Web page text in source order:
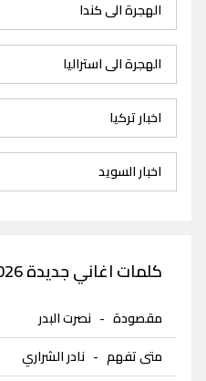
الهجرة الى كندا
الهجرة الى استراليا
اخبار تركيا
اخبار السويد
كلمات اغاني جديدة 2026
مقصودة - نصرت البدر
متى تفهم - نادر الشراري